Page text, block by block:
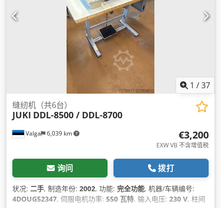
1 /37
Valga 6,039 km
缝纫机（共6台）
JUKI DDL-8500 / DDL-8700
€3,200
EXW VB 不含增值税
询问 拨打
状况: 二手, 制造年份: 2002, 功能: 完全功能, 机器/车辆编号:
4DOUG52347, 伺服电机功率: 550 瓦特, 输入电压: 230 V, 柱间